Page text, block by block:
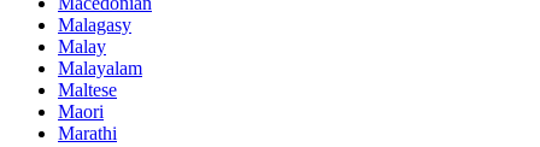
Malagasy
Malay
Malayalam
Maltese
Maori
Marathi